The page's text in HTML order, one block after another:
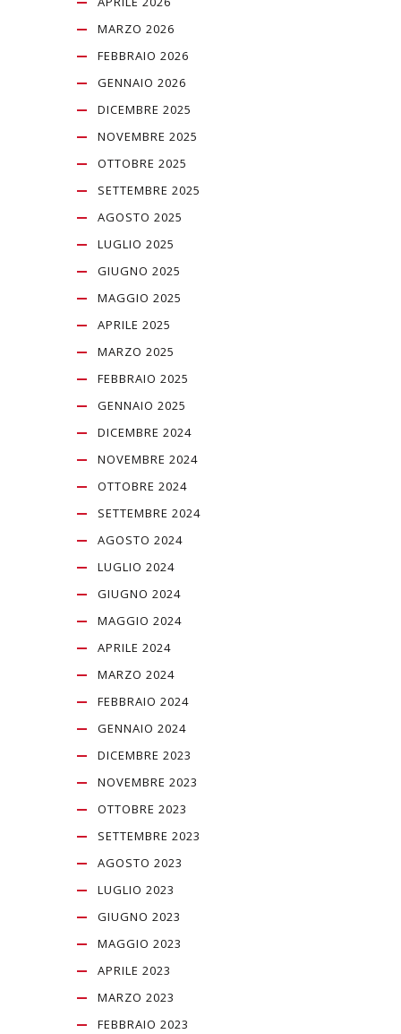
MARZO 2026
FEBBRAIO 2026
GENNAIO 2026
DICEMBRE 2025
NOVEMBRE 2025
OTTOBRE 2025
SETTEMBRE 2025
AGOSTO 2025
LUGLIO 2025
GIUGNO 2025
MAGGIO 2025
APRILE 2025
MARZO 2025
FEBBRAIO 2025
GENNAIO 2025
DICEMBRE 2024
NOVEMBRE 2024
OTTOBRE 2024
SETTEMBRE 2024
AGOSTO 2024
LUGLIO 2024
GIUGNO 2024
MAGGIO 2024
APRILE 2024
MARZO 2024
FEBBRAIO 2024
GENNAIO 2024
DICEMBRE 2023
NOVEMBRE 2023
OTTOBRE 2023
SETTEMBRE 2023
AGOSTO 2023
LUGLIO 2023
GIUGNO 2023
MAGGIO 2023
APRILE 2023
MARZO 2023
FEBBRAIO 2023